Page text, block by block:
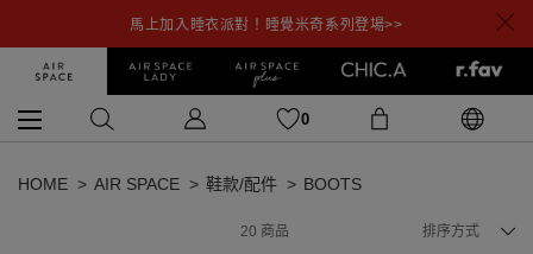
馬上加入睡衣派對！睡覺米奇系列登場>>
0
HOME AIR SPACE 鞋款/配件 BOOTS
20 商品 排序方式